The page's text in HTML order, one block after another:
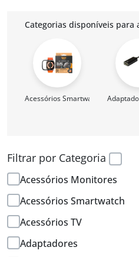
Categorias disponíveis para
Acessórios Smartwatch
Filtrar por Categoria
Acessórios Monitores
Acessórios Smartwatch
Acessórios TV
Adaptadores